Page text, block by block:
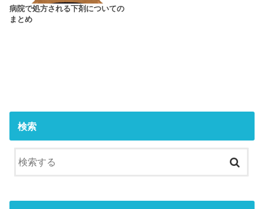
病院で処方される下剤についての
まとめ
検索